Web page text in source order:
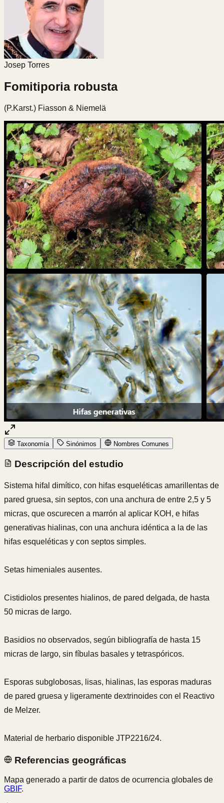
Josep Torres
Fomitiporia robusta
(P.Karst.) Fiasson & Niemelä
Taxonomía Sinónimos Nombres Comunes
Descripción del estudio
Sistema hifal dimítico, con hifas esqueléticas amarillentas de
pared gruesa, sin septos, con una anchura de entre 2,5 y 5
micras, que oscurecen a marrón al aplicar KOH, e hifas
generativas hialinas, con una anchura idéntica a la de las
hifas esqueléticas y con septos simples.
Setas himeniales ausentes.
Cistidiolos presentes hialinos, de pared delgada, de hasta
50 micras de largo.
Basidios no observados, según bibliografía de hasta 15
micras de largo, sin fíbulas basales y tetraspóricos.
Esporas subglobosas, lisas, hialinas, las esporas maduras
de pared gruesa y ligeramente dextrinoides con el Reactivo
de Melzer.
Material de herbario disponible JTP2216/24.
Referencias geográficas
Mapa generado a partir de datos de ocurrencia globales de
GBIF.